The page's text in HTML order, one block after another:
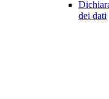
dei dati